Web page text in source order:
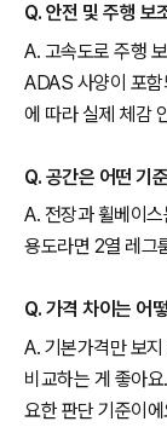
Q. 안전 및 주행 보
A. 고속도로 주행
ADAS 사양이 포함
에 따라 실제 체감
Q. 공간은 어떤 기
A. 전장과 휠베이
용도라면 2열 레그
Q. 가격 차이는 어
A. 기본가격만 보
비교하는 게 좋아
요한 판단 기준이